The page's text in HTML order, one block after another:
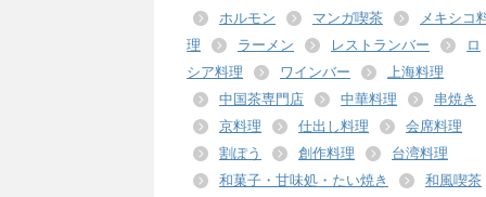
ホルモン
マンガ喫茶
メキシコ
理
ラーメン レストランバー
ロ
シア料理
ワインバー
上海料理
中国茶専門店
中華料理
串焼き
京料理
仕出し料理
会席料理
割ぽう
創作料理
台湾料理
和菓子・甘味処・たい焼き
和風喫茶